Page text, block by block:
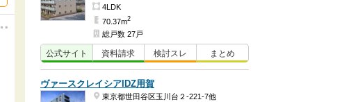
4LDK
70.37m2
総戸数 27戸
公式サイト 資料請求 検討スレ まとめ
ヴァースクレイシアIDZ用賀
東京都世田谷区玉川台２-221-7他